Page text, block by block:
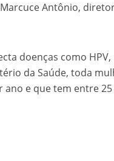
Antônio,
doenças como HPV,
da Saúde, toda
ano e que tem entre 25